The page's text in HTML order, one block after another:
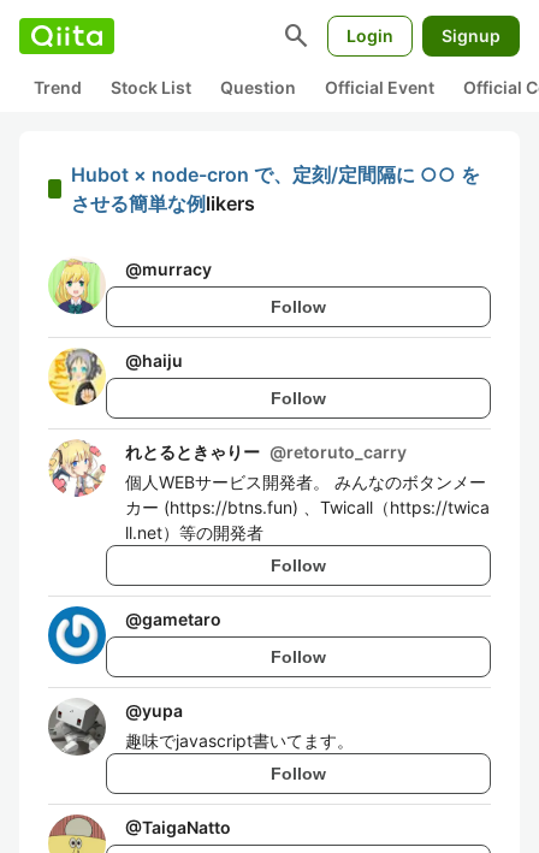
search Login Signup
Trend Stock List Question Official Event Official
Hubot × node-cron で、定刻/定間隔に ○○ を
させる簡単な例 likers
@murracy
Follow
@haiju
Follow
れとるときゃりー @retoruto_carry
個人WEBサービス開発者。 みんなのボタンメー
カー (https://btns.fun) 、Twicall（https://twica
ll.net）等の開発者
Follow
@gametaro
Follow
@yupa
趣味でjavascript書いてます。
Follow
@TaigaNatto